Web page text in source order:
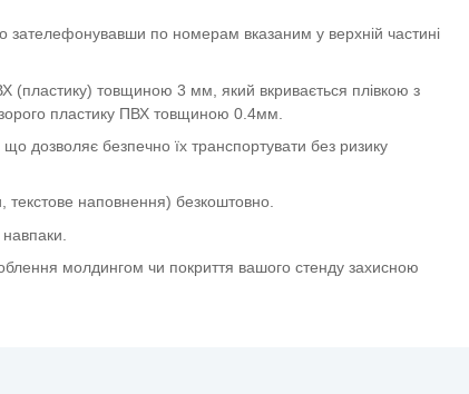
по номерам вказаним у верхній частині
(пластику) товщиною 3 мм, який вкривається плівкою з
пластику ПВХ товщиною 0.4мм.
дозволяє безпечно їх транспортувати без ризику
текстове наповнення) безкоштовно.
молдингом чи покриття вашого стенду захисною